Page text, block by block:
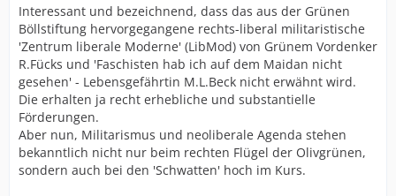
Immerhin unterstütze ich drei dieser NGOs finanziell,
da scheine ich auf dem richtigen Weg zu sein.
*edit: Wir lernen wer oder was die CXU nervt:
CORRECTIV
Omas gegen Rechts
Campact
Attac
Interessant und bezeichnend, dass das aus der Grünen
Böllstiftung hervorgegangene rechts-liberal militaristische
'Zentrum liberale Moderne' (LibMod) von Grünem Vordenker
R.Fücks und 'Faschisten hab ich auf dem Maidan nicht
gesehen' - Lebensgefährtin M.L.Beck nicht erwähnt wird.
Die erhalten ja recht erhebliche und substantielle
Förderungen.
Aber nun, Militarismus und neoliberale Agenda stehen
bekanntlich nicht nur beim rechten Flügel der Olivgrünen,
sondern auch bei den 'Schwatten' hoch im Kurs.